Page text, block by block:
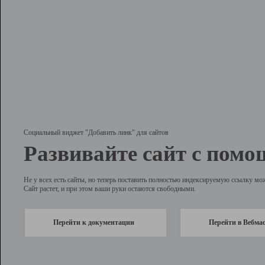
Социальный виджет "Добавить линк" для сайтов
Развивайте сайт с
Не у всех есть сайты, но теперь поставить полностью индексируемую ссылку
Сайт растет, и при этом ваши руки остаются свободными.
Перейти к документации Перейти в